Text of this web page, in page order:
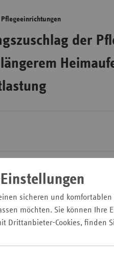
sicheren und
möchten. Sie können Ihre
Drittanbieter-Cookies, finden
der
in Pflegeheimen für
sowie Investitionskosten aus
weiter gestiegen. Der vom
lag am 1.7.2022 bei
um 7,8 Prozent im Vergleich